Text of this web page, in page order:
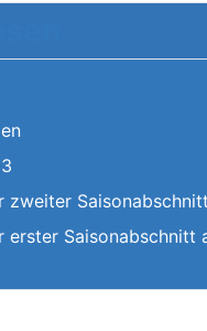
zweiter
Saisonabschnitt